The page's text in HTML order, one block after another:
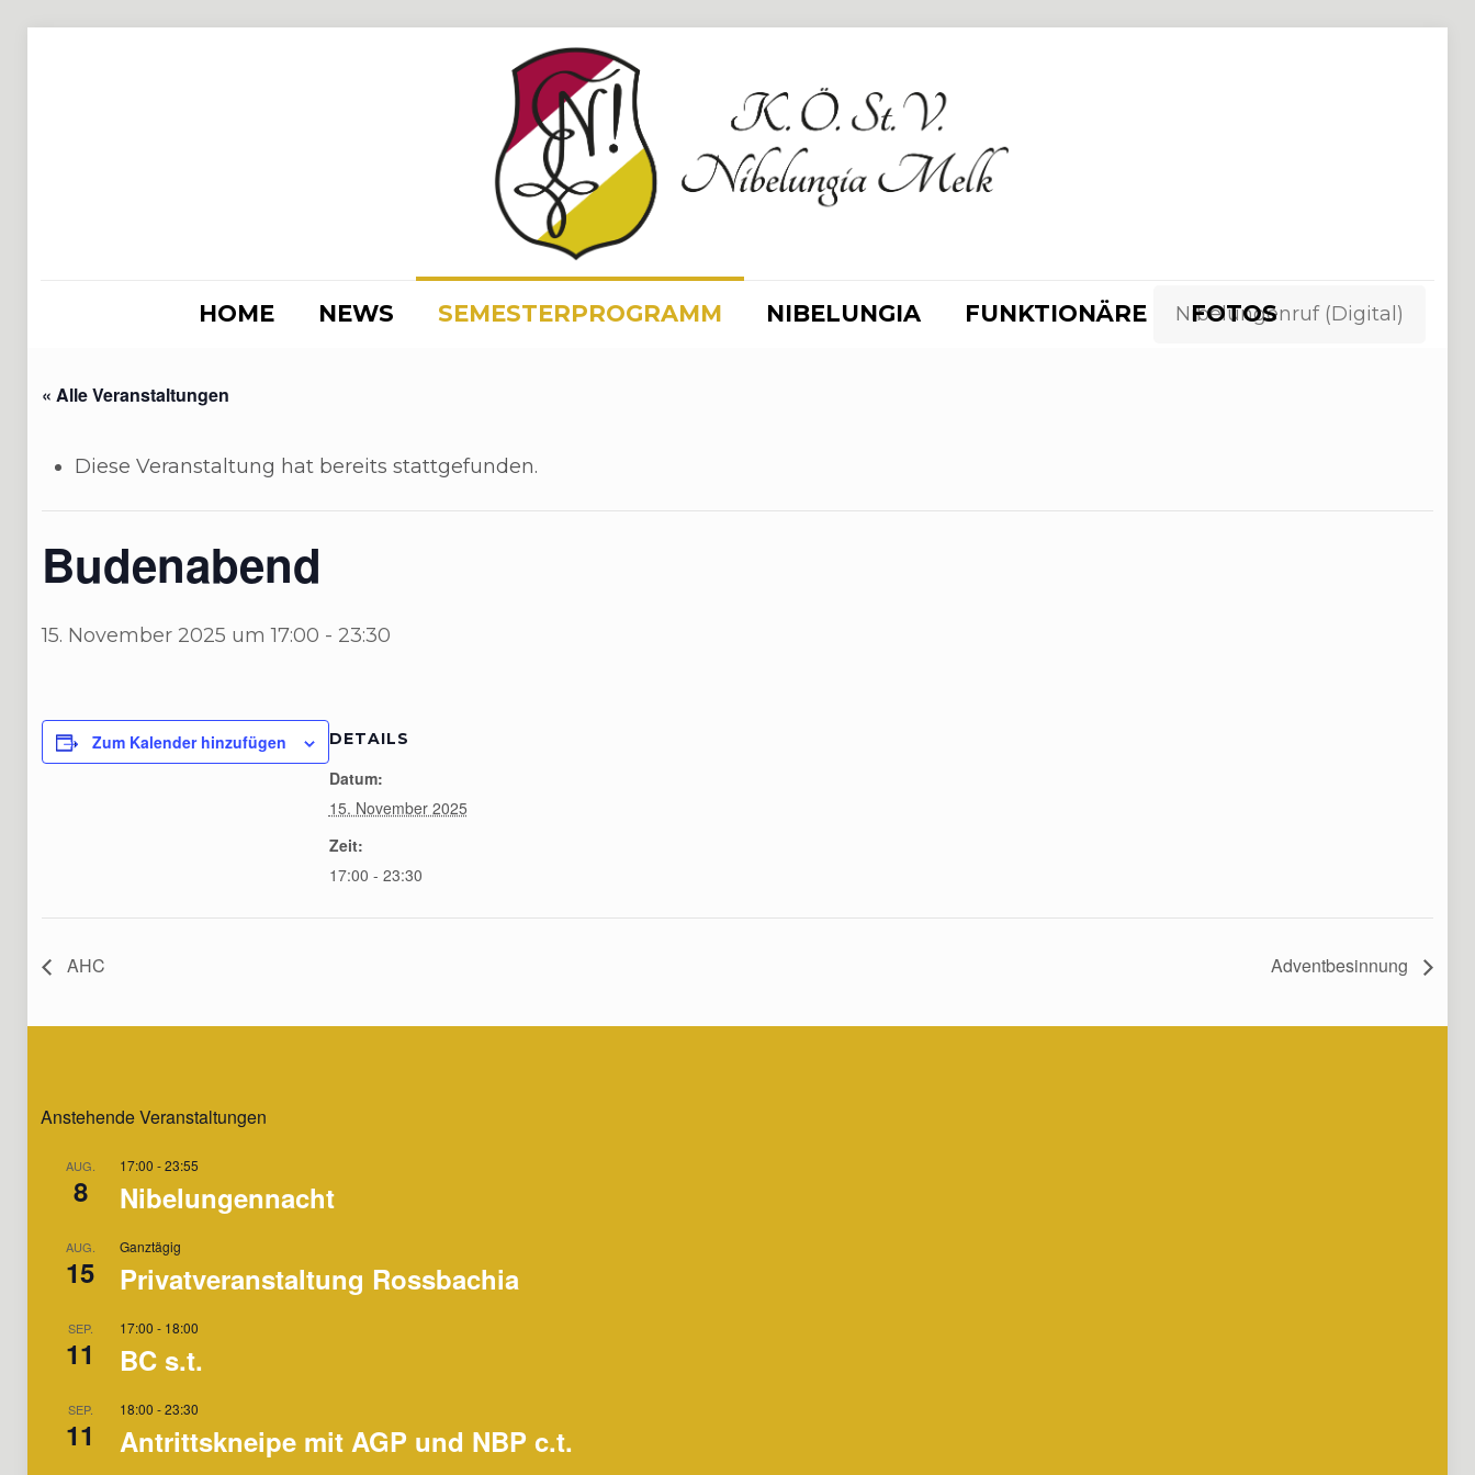
HOME NEWS SEMESTERPROGRAMM NIBELUNGIA FUNKTIONÄRE FOTOS
Nibelungenruf (Digital)
« Alle Veranstaltungen
Diese Veranstaltung hat bereits stattgefunden.
Budenabend
15. November 2025 um 17:00 - 23:30
Zum Kalender hinzufügen DETAILS
Datum:
15. November 2025
Zeit:
17:00 - 23:30
AHC Adventbesinnung
Anstehende Veranstaltungen
AUG.
8
17:00 -23:55
Nibelungennacht
AUG.
15
Ganztägig
Privatveranstaltung Rossbachia
SEP.
11
17:00 - 18:00
BC s.t.
SEP.
11
18:00 -23:30
Antrittskneipe mit AGP und NBP c.t.